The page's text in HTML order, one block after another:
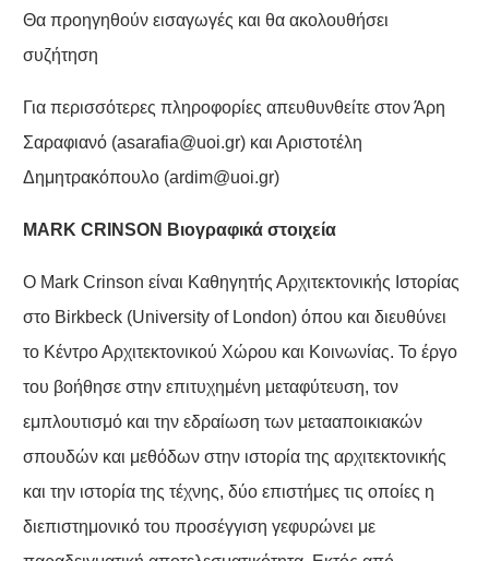
Θα προηγηθούν εισαγωγές και θα ακολουθήσει
συζήτηση
Για περισσότερες πληροφορίες απευθυνθείτε στον Άρη
Σαραφιανό (asarafia@uoi.gr) και Αριστοτέλη
Δημητρακόπουλο (ardim@uoi.gr)
MΑ R Κ C RINSON Βιογραφικά στοιχεία
Ο Mark Crinson είναι Καθηγητής Αρχιτεκτονικής Ιστορίας
στο Birkbeck (University of London) όπου και διευθύνει
το Κέντρο Αρχιτεκτονικού Χώρου και Κοινωνίας. Το έργο
του βοήθησε στην επιτυχημένη μεταφύτευση, τον
εμπλουτισμό και την εδραίωση των μετααποικιακών
σπουδών και μεθόδων στην ιστορία της αρχιτεκτονικής
και την ιστορία της τέχνης, δύο επιστήμες τις οποίες η
διεπιστημονικό του προσέγγιση γεφυρώνει με